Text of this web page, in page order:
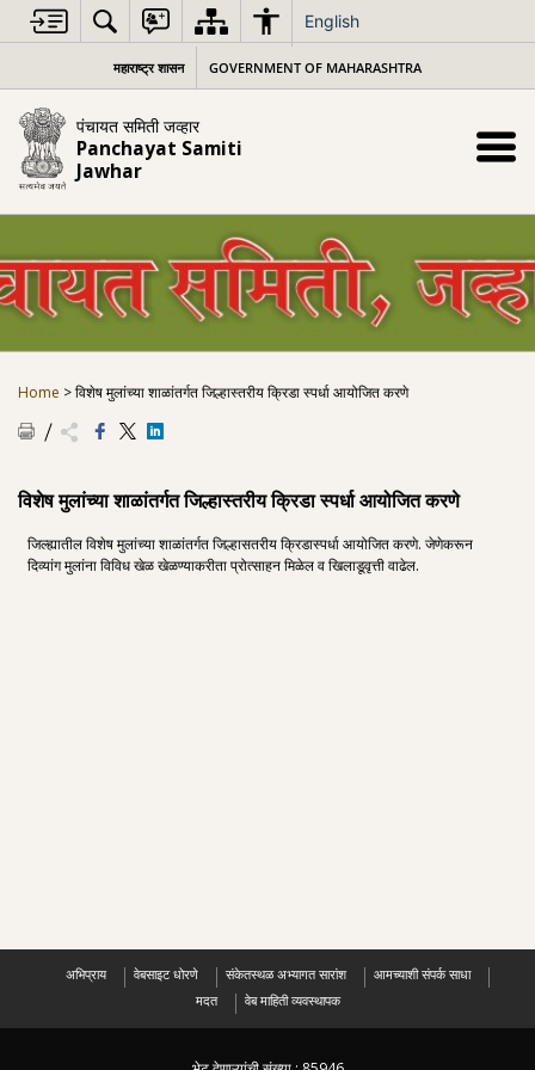
content
English
महाराष्ट्र शासन GOVERNMENT OF MAHARASHTRA
पंचायत समिती जव्हार
Panchayat Samiti
Jawhar
Home >विशेष मुलांच्या शाळांतर्गत जिल्हास्तरीय क्रिडा स्पर्धा आयोजित करणे
विशेष मुलांच्या शाळांतर्गत जिल्हास्तरीय क्रिडा स्पर्धा आयोजित करणे
जिल्ह्यातील विशेष मुलांच्या शाळांतर्गत जिल्हासतरीय क्रिडास्पर्धा आयोजित करणे. जेणेकरून
दिव्यांग मुलांना विविध खेळ खेळण्याकरीता प्रोत्साहन मिळेल व खिलाडूवृत्ती वाढेल.
अभिप्राय वेबसाइट धोरणे संकेतस्थळ अभ्यागत सारांश
आमच्याशी संपर्क साधा
मदत
वेब माहिती व्यवस्थापक